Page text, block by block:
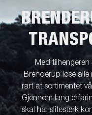
Med
Brenderup løse
rart at sortimentet
Gjennom lang
skal ha: slitesterk